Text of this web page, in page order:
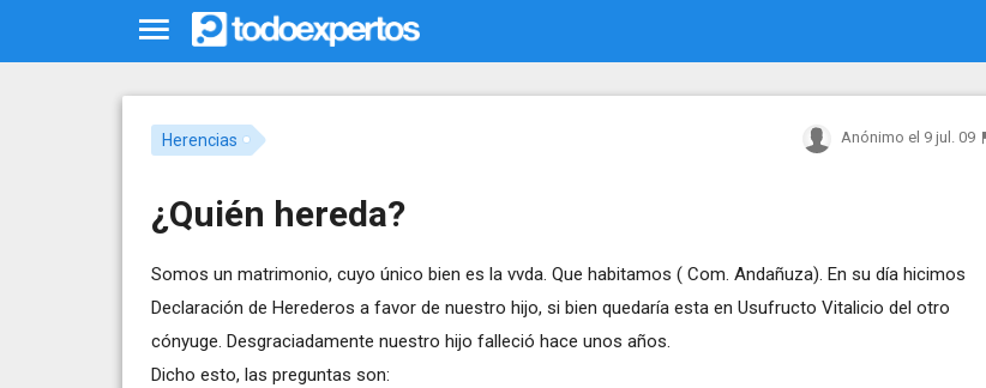
Herencias Anónimo el 9 jul. 09
¿Quién hereda?
Somos un matrimonio, cuyo único bien es la vvda. Que habitamos ( Com. Andañuza). En su día hicimos
Declaración de Herederos a favor de nuestro hijo, si bien quedaría esta en Usufructo Vitalicio del otro
cónyuge. Desgraciadamente nuestro hijo falleció hace unos años.
Dicho esto, las preguntas son: